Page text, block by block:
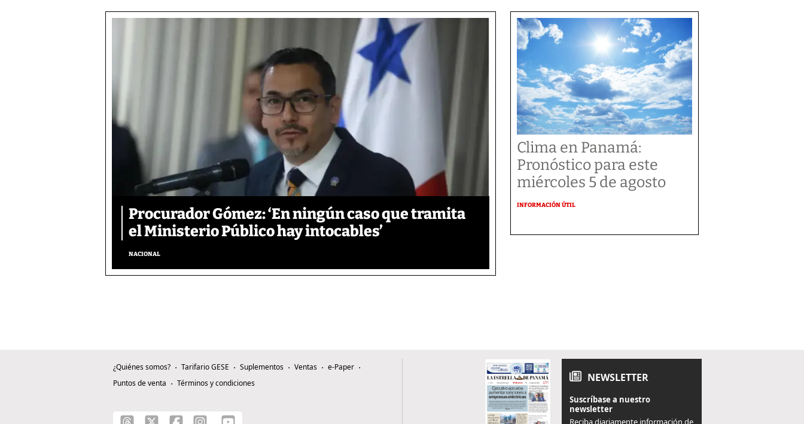
Procurador Gómez: ‘En ningún caso que tramita
el Ministerio Público hay intocables’
NACIONAL
Clima en Panamá:
Pronóstico para este
miércoles 5 de agosto
INFORMACIÓN ÚTIL
¿Quiénes somos? Tarifario GESE Suplementos Ventas
e-Paper
Puntos de venta
Términos y condiciones NEWSLETTER
Suscríbase a nuestro
newsletter